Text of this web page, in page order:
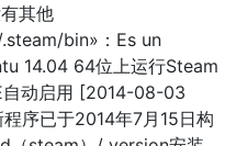
其他
bin»：Es un
14.04 64位上运行Steam
自动启用 [2014-08-03
序已于2014年7月15日构